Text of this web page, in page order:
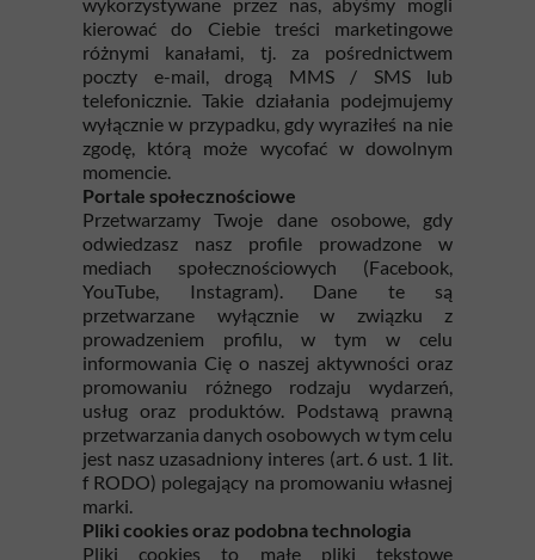
kierować do Ciebie treści marketingowe
różnymi kanałami, tj. za pośrednictwem
poczty e-mail, drogą MMS / SMS lub
telefonicznie. Takie działania podejmujemy
wyłącznie w przypadku, gdy wyraziłeś na nie
zgodę, którą może wycofać w dowolnym
momencie.
Portale społecznościowe
Przetwarzamy Twoje dane osobowe, gdy
odwiedzasz nasz profile prowadzone w
mediach społecznościowych (Facebook,
YouTube, Instagram). Dane te są
przetwarzane wyłącznie w związku z
prowadzeniem profilu, w tym w celu
informowania Cię o naszej aktywności oraz
promowaniu różnego rodzaju wydarzeń,
usług oraz produktów. Podstawą prawną
przetwarzania danych osobowych w tym celu
jest nasz uzasadniony interes (art. 6 ust. 1 lit.
f RODO) polegający na promowaniu własnej
marki.
Pliki cookies oraz podobna technologia
Pliki cookies to małe pliki tekstowe